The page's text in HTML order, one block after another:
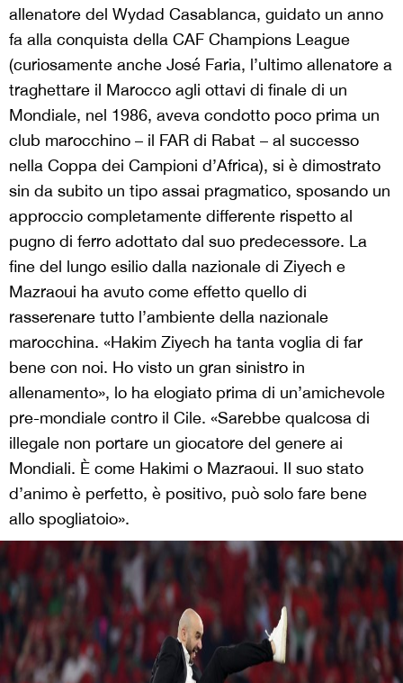
allenatore del Wydad Casablanca, guidato un anno
fa alla conquista della CAF Champions League
(curiosamente anche José Faria, l’ultimo allenatore a
traghettare il Marocco agli ottavi di finale di un
Mondiale, nel 1986, aveva condotto poco prima un
club marocchino – il FAR di Rabat – al successo
nella Coppa dei Campioni d’Africa), si è dimostrato
sin da subito un tipo assai pragmatico, sposando un
approccio completamente differente rispetto al
pugno di ferro adottato dal suo predecessore. La
fine del lungo esilio dalla nazionale di Ziyech e
Mazraoui ha avuto come effetto quello di
rasserenare tutto l’ambiente della nazionale
marocchina. «Hakim Ziyech ha tanta voglia di far
bene con noi. Ho visto un gran sinistro in
allenamento», lo ha elogiato prima di un’amichevole
pre-mondiale contro il Cile. «Sarebbe qualcosa di
illegale non portare un giocatore del genere ai
Mondiali. È come Hakimi o Mazraoui. Il suo stato
d’animo è perfetto, è positivo, può solo fare bene
allo spogliatoio».